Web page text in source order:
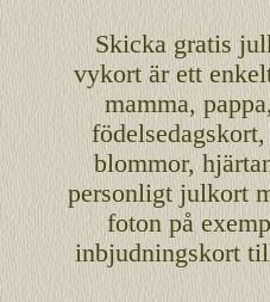
Skicka gratis
vykortär ett
mamma, pappa
födelsedagskort
blommor,
personligt julkort
foton på
inbjudningskort